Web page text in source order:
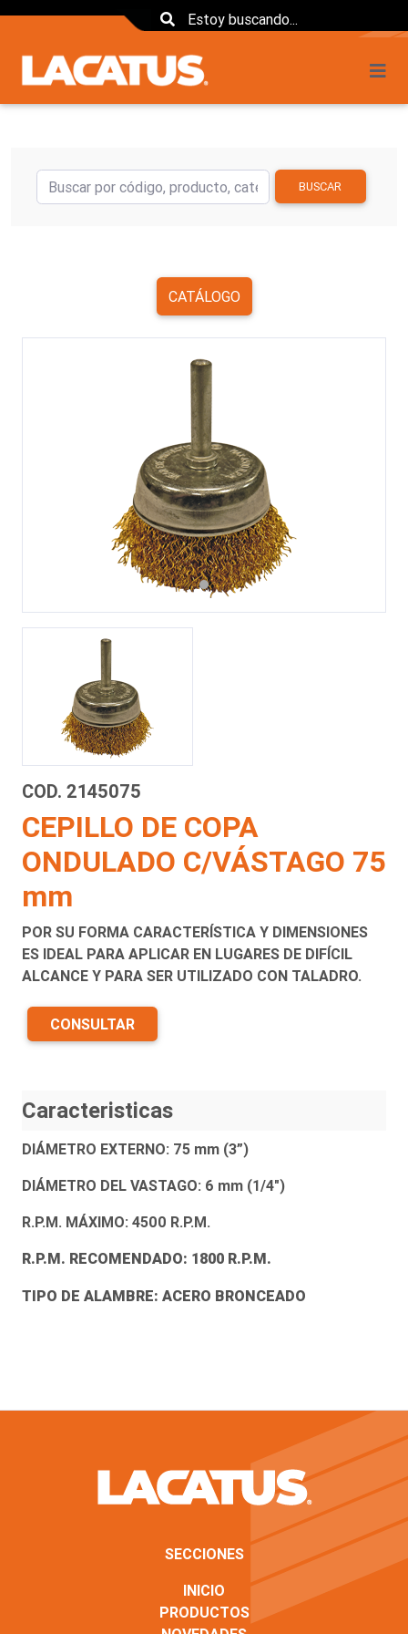
BUSCAR
CATÁLOGO
COD. 2145075
CEPILLO DE COPA
ONDULADO C/VÁSTAGO 75
mm
POR SU FORMA CARACTERÍSTICA Y DIMENSIONES
ES IDEAL PARA APLICAR EN LUGARES DE DIFÍCIL
ALCANCE Y PARA SER UTILIZADO CON TALADRO.
CONSULTAR
Caracteristicas
DIÁMETRO EXTERNO: 75 mm (3”)
DIÁMETRO DEL VASTAGO: 6 mm (1/4")
R.P.M. MÁXIMO: 4500 R.P.M.
R.P.M. RECOMENDADO: 1800 R.P.M.
TIPO DE ALAMBRE: ACERO BRONCEADO
SECCIONES
INICIO
PRODUCTOS